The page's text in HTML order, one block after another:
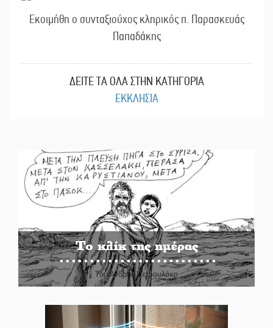
Εκοιμήθη ο συνταξιούχος κληρικός π. Παρασκευάς
Παπαδάκης
ΔΕΙΤΕ ΤΑ ΟΛΑ ΣΤΗΝ ΚΑΤΗΓΟΡΙΑ
ΕΚΚΛΗΣΙΑ
Το κλίκ της ημέρας
Του Ανδρέα Πετρουλάκη